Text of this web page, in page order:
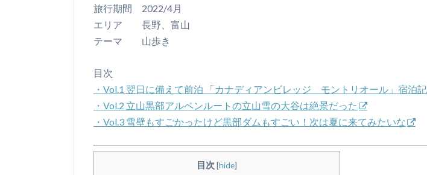
旅行期間 2022/4月
エリア 長野、富山
テーマ 山歩き
目次
・Vol.1 翌日に備えて前泊 「カナディアンビレッジ モントリオール」宿泊記
・Vol.2 立山黒部アルペンルートの立山雪の大谷は絶景だった
・Vol.3 雪壁もすごかったけど黒部ダムもすごい！次は夏に来てみたいな
目次 [hide]